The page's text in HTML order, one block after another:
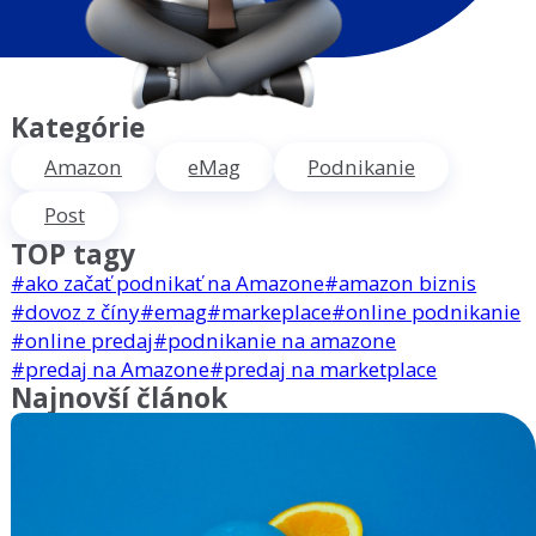
Kategórie
Amazon eMag
Podnikanie
Post
TOP tagy
#ako začať podnikať na Amazone#amazon biznis
#dovoz z číny#emag#markeplace#online podnikanie
#online predaj#podnikanie na amazone
#predaj na Amazone#predaj na marketplace
Najnovší článok